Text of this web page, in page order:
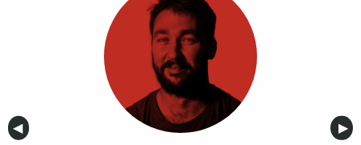
Anterior
◀︎ ▶︎